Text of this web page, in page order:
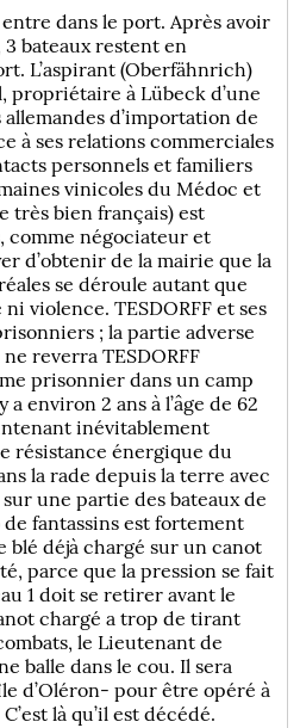
dans le port. Après avoir
3 bateaux restent en
L’aspirant (Oberfähnrich)
propriétaire à Lübeck d’une
d’importation de
à ses relations commerciales
personnels et familiers
vinicoles du Médoc et
très bien français) est
comme négociateur et
d’obtenir de la mairie que la
se déroule autant que
violence. TESDORFF et ses
; la partie adverse
reverra TESDORFF
prisonnier dans un camp
environ 2 ans à l’âge de 62
inévitablement
résistance énergique du
la rade depuis la terre avec
une partie des bateaux de
fantassins est fortement
blé déjà chargé sur un canot
parce que la pression se fait
1 doit se retirer avant le
chargé a trop de tirant
le Lieutenant de
balle dans le cou. Il sera
d’Oléron- pour être opéré à
là qu’il est décédé.